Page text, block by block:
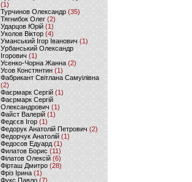
(1)
Турчинов Олександр(35)
Тягнибок Олег (2)
Ударцов Юрій (1)
Уколов Віктор(4)
Уманський Ігор Іванович(1)
Урбанський Олександр
Ігорович (1)
Усенко-Чорна Жанна (2)
Усов Констянтин(1)
Фабрикант Світлана Самуілівна
(2)
Фаєрмарк Сергій(1)
Фаєрмарк Сергій
Олександрович (1)
Файст Валерій(1)
Федєєв Ігор (1)
Федорук Анатолій Петрович (2)
Федорчук Анатолій (1)
Федосов Едуард (1)
Филатов Борис (11)
Філатов Олексій (6)
Фірташ Дмитро (28)
Фріз Ірина (1)
Фукс Павло (7)